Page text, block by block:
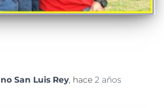
San Luis Rey, hace 2 años